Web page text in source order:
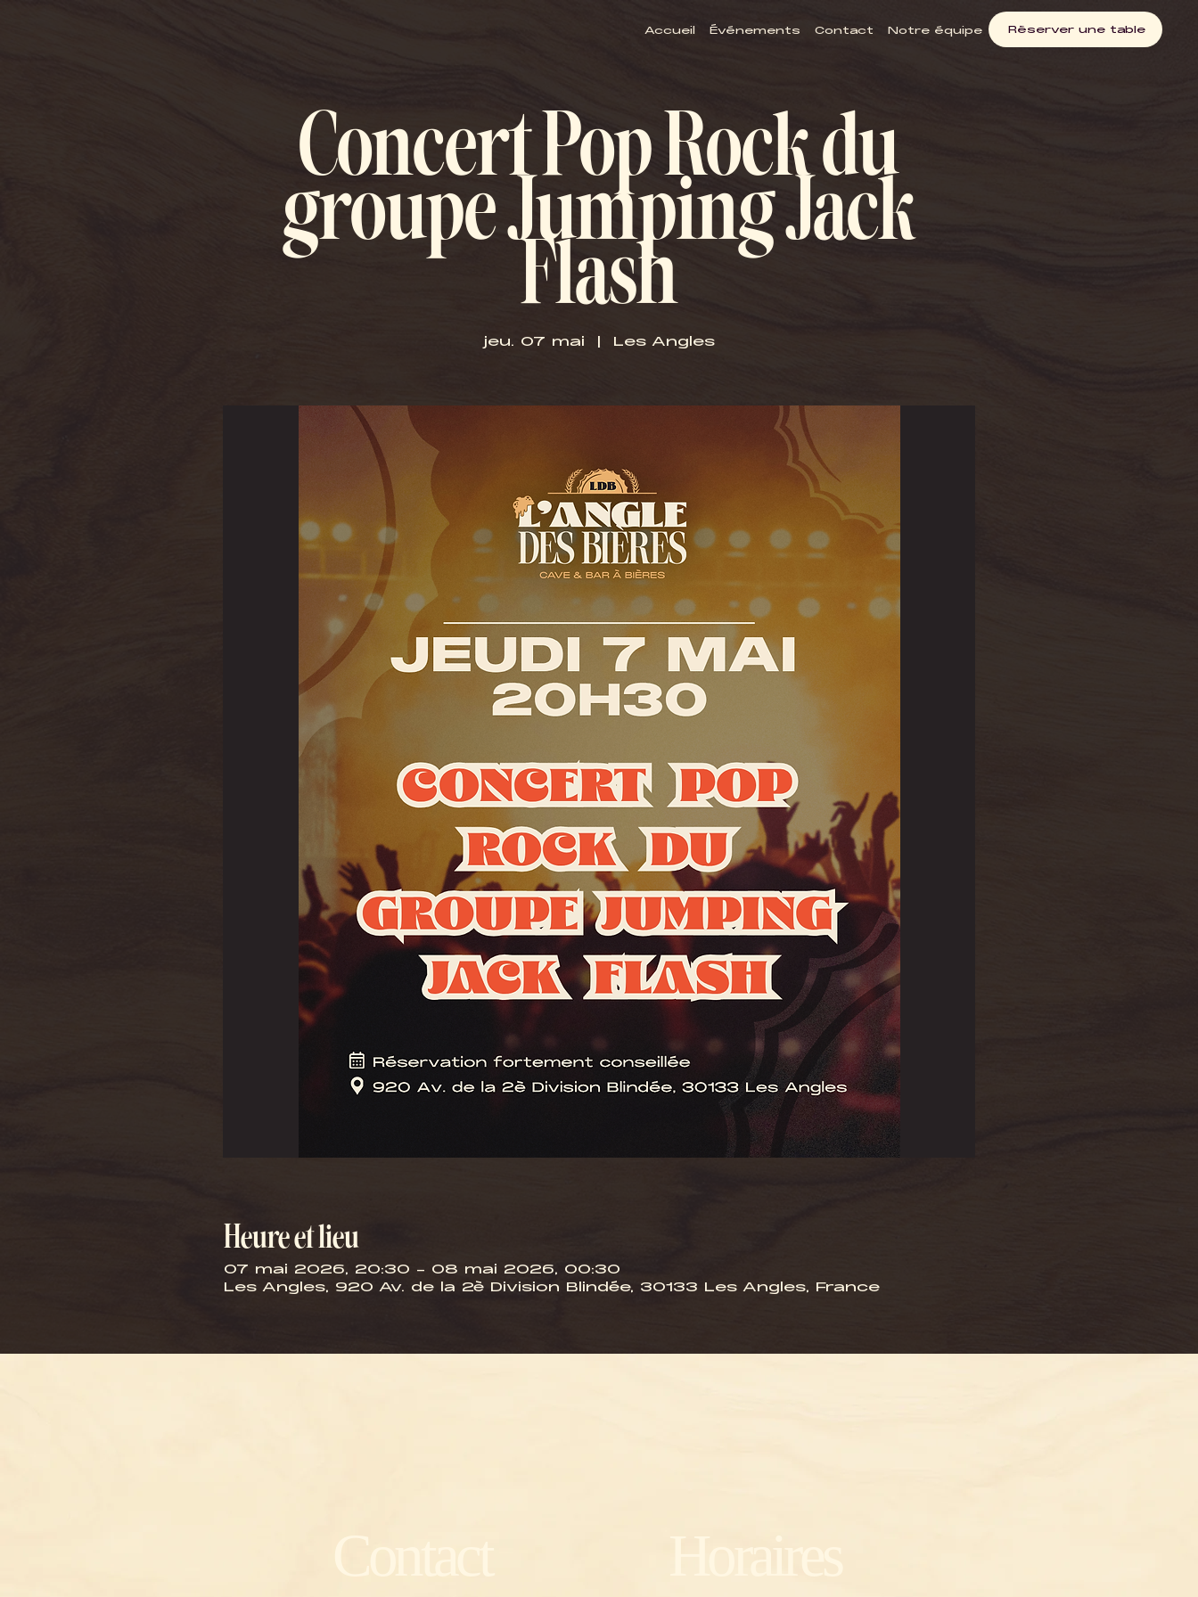
Accueil Événements Contact Notre équipe Réserver une table
Concert Pop Rock du
groupe Jumping Jack
Flash
jeu. 07 mai Les Angles
Heure et lieu
07 mai 2026, 20:30 – 08 mai 2026, 00:30
Les Angles, 920 Av. de la 2è Division Blindée, 30133 Les Angles, France
Contact Horaires